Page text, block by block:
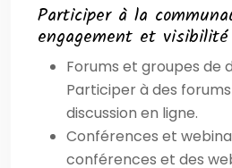
Participer à la
engagement et visibilité
Forums et groupes de
Participer à des
discussion en ligne.
Conférences et
conférences et des